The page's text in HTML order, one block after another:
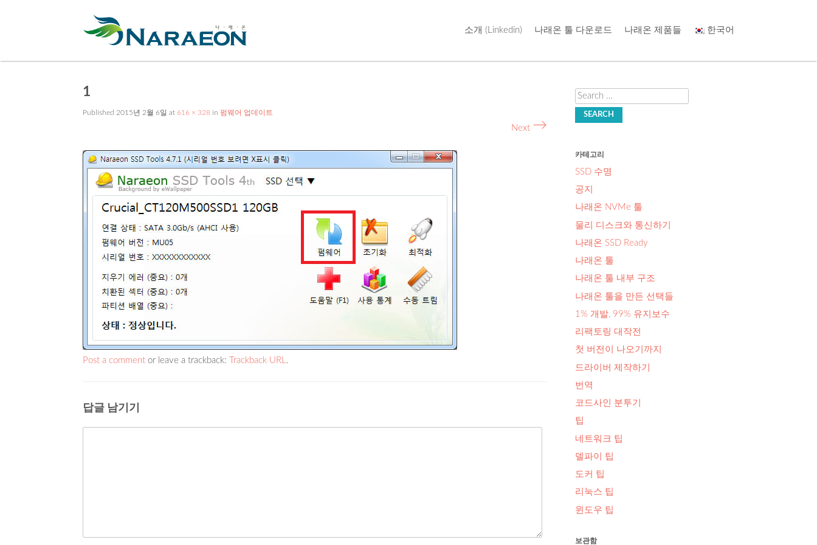
소개 (Linkedin) 나래온 툴 다운로드 나래온 제품들 한국어
1
Published 2015년 2월 6일 at 616 × 328 in펌웨어 업데이트
Next →
Post a comment or leave a trackback: Trackback URL.
답글 남기기
Search
카테고리
SSD 수명
공지
나래온 NVMe 툴
물리 디스크와 통신하기
나래온 SSD Ready
나래온 툴
나래온 툴 내부 구조
나래온 툴을 만든 선택들
1% 개발, 99% 유지보수
리팩토링 대작전
첫 버전이 나오기까지
드라이버 제작하기
번역
코드사인 분투기
팁
네트워크 팁
델파이 팁
도커 팁
리눅스 팁
윈도우 팁
보관함